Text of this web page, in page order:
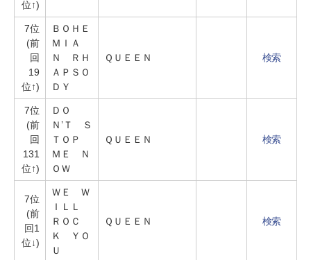
位↑)
7位
(前
回
19
位↑)
ＢＯＨＥ
ＭＩＡ
Ｎ ＲＨ
ＡＰＳＯ
ＤＹ
ＱＵＥＥＮ 検索
7位
(前
回
131
位↑)
ＤＯ
Ｎ’Ｔ Ｓ
ＴＯＰ
ＭＥ Ｎ
ＯＷ
ＱＵＥＥＮ 検索
7位
(前
回1
位↓)
ＷＥ Ｗ
ＩＬＬ
ＲＯＣ
Ｋ ＹＯ
Ｕ
ＱＵＥＥＮ 検索